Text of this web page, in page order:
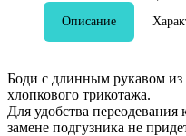
Описание
Боди с длинным рукавом из
хлопкового трикотажа.
Для удобства
замене подгузника не